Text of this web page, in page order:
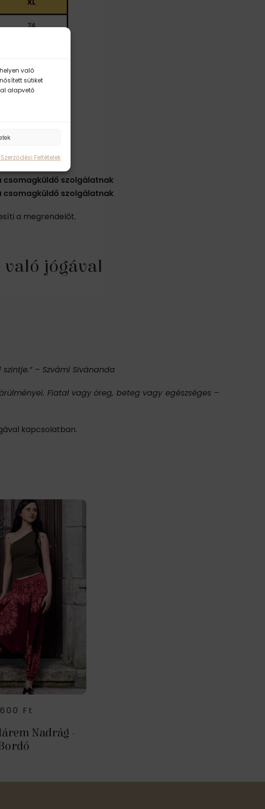
való
sütiket
alapvető
Feltételek
csomagküldő szolgálatnak
csomagküldő szolgálatnak
a megrendelőt.
való jógával
– Szvámí Sivánanda
Fiatal vagy öreg, beteg vagy egészséges –
kapcsolatban.
Ft
Nadrág -